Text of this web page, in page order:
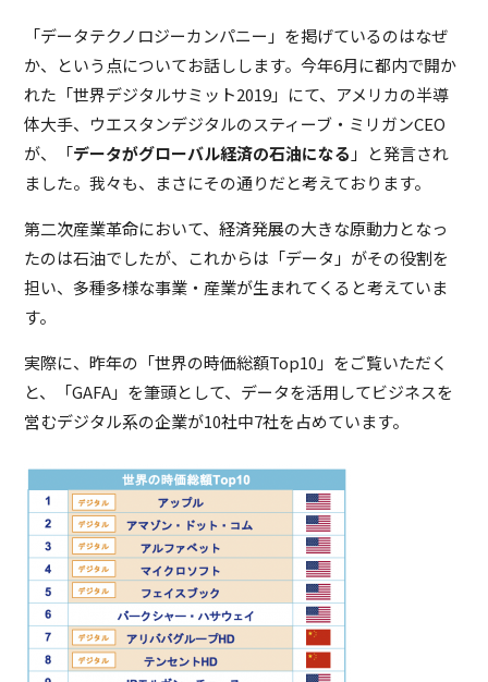
「データテクノロジーカンパニー」を掲げているのはなぜ
か、という点についてお話しします。今年6月に都内で開か
れた「世界デジタルサミット2019」にて、アメリカの半導
体大手、ウエスタンデジタルのスティーブ・ミリガンCEO
が、「データがグローバル経済の石油になる 」と発言され
ました。我々も、まさにその通りだと考えております。
第二次産業革命において、経済発展の大きな原動力となっ
たのは石油でしたが、これからは「データ」がその役割を
担い、多種多様な事業・産業が生まれてくると考えていま
す。
実際に、昨年の「世界の時価総額Top10」をご覧いただく
と、「GAFA」を筆頭として、データを活用してビジネスを
営むデジタル系の企業が10社中7社を占めています。